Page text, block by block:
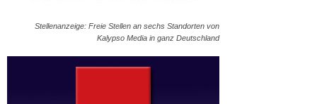
Stellenanzeige: Freie Stellen an sechs Standorten von
Kalypso Media in ganz Deutschland